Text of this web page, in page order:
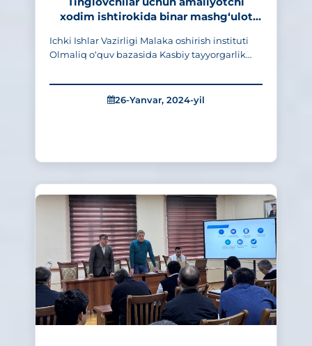
xodim ishtirokida binar mashg‘ulot
Ichki Ishlar Vazirligi Malaka oshirish instituti
Olmaliq o‘quv bazasida Kasbiy tayyorgarlik
podpolkovnik Kenja Beysenov va IIV
huzuridagi JIED birinchi mintaqaviy
26-Yanvar, 2024-yil
383